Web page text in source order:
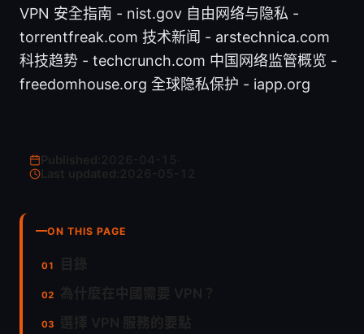
VPN 安全指南 - nist.gov 自由网络与隐私 -
torrentfreak.com 技术新闻 - arstechnica.com
科技趋势 - techcrunch.com 中国网络监管概览 -
freedomhouse.org 全球隐私保护 - iapp.org
Last updated:
ON THIS PAGE